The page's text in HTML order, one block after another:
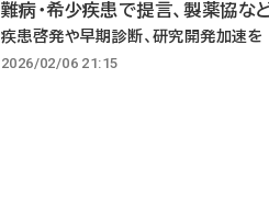
難病・希少疾患で提言、製薬協な
疾患啓発や早期診断、研究開発加速を
2026/02/06 21:15